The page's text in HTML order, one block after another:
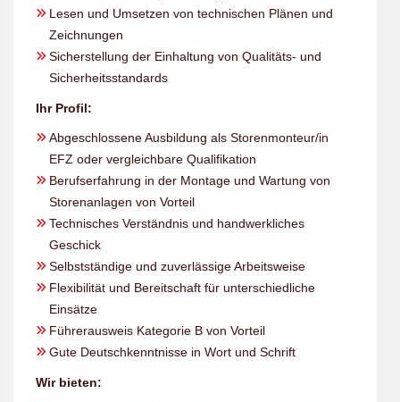
Lesen und Umsetzen von technischen Plänen und
Zeichnungen
Sicherstellung der Einhaltung von Qualitäts- und
Sicherheitsstandards
Ihr Profil:
Abgeschlossene Ausbildung als Storenmonteur/in
EFZ oder vergleichbare Qualifikation
Berufserfahrung in der Montage und Wartung von
Storenanlagen von Vorteil
Technisches Verständnis und handwerkliches
Geschick
Selbstständige und zuverlässige Arbeitsweise
Flexibilität und Bereitschaft für unterschiedliche
Einsätze
Führerausweis Kategorie B von Vorteil
Gute Deutschkenntnisse in Wort und Schrift
Wir bieten: